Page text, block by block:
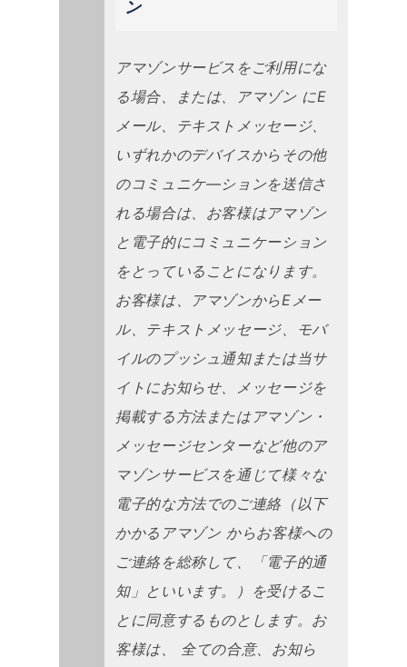
ン
アマゾンサービスをご利用にな
る場合、または、アマゾン にE
メール、テキストメッセージ、
いずれかのデバイスからその他
のコミュニケ―ションを送信さ
れる場合は、お客様はアマゾン
と電子的にコミュニケーション
をとっていることになります。
お客様は、アマゾンからEメー
ル、テキストメッセージ、モバ
イルのプッシュ通知または当サ
イトにお知らせ、メッセージを
掲載する方法またはアマゾン・
メッセージセンターなど他のア
マゾンサービスを通じて様々な
電子的な方法でのご連絡（以下
かかるアマゾン からお客様への
ご連絡を総称して、「電子的通
知」といいます。）を受けるこ
とに同意するものとします。お
客様は、 全ての合意、お知ら